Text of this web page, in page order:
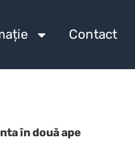
Contact
în două ape